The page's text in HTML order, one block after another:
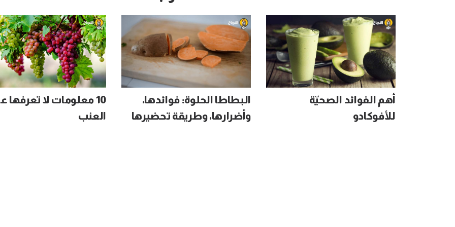
أهم الفوائد الصحيّة
للأفوكادو
البطاطا الحلوة: فوائدها،
وأضرارها، وطريقة تحضيرها
10 معلومات لا تعرفها
العنب